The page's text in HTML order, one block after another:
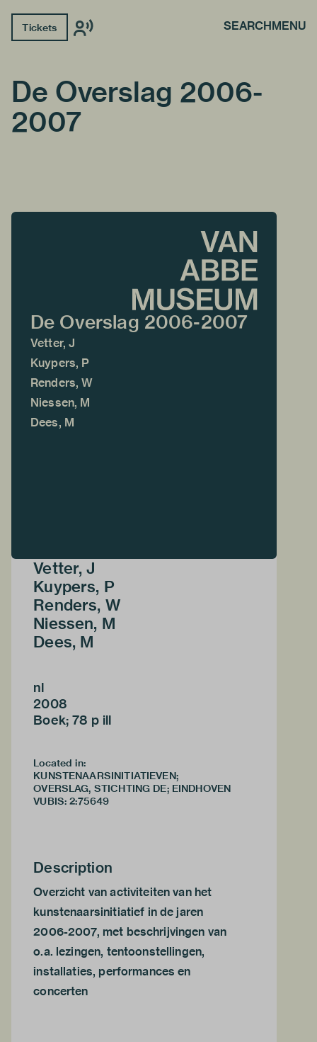
Tickets SEARCHMENU
De Overslag 2006-
2007
De Overslag 2006-2007
Vetter, J
Kuypers, P
Renders, W
Niessen, M
Dees, M
Vetter, J
Kuypers, P
Renders, W
Niessen, M
Dees, M
nl
2008
Boek; 78 p ill
Located in:
KUNSTENAARSINITIATIEVEN;
OVERSLAG, STICHTING DE; EINDHOVEN
VUBIS: 2:75649
Description
Overzicht van activiteiten van het
kunstenaarsinitiatief in de jaren
2006-2007, met beschrijvingen van
o.a. lezingen, tentoonstellingen,
installaties, performances en
concerten